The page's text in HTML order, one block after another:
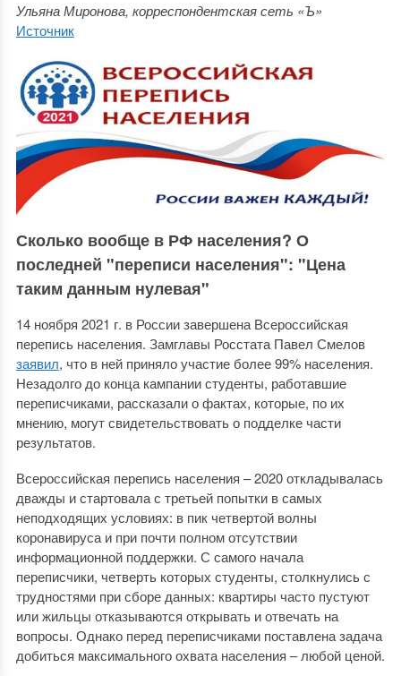
Ульяна Миронова, корреспондентская сеть «Ъ»
Источник
Сколько вообще в РФ населения? О
последней "переписи населения": "Цена
таким данным нулевая"
14 ноября 2021 г. в России завершена Всероссийская
перепись населения. Замглавы Росстата Павел Смелов
заявил, что в ней приняло участие более 99% населения.
Незадолго до конца кампании студенты, работавшие
переписчиками, рассказали о фактах, которые, по их
мнению, могут свидетельствовать о подделке части
результатов.
Всероссийская перепись населения – 2020 откладывалась
дважды и стартовала с третьей попытки в самых
неподходящих условиях: в пик четвертой волны
коронавируса и при почти полном отсутствии
информационной поддержки. С самого начала
переписчики, четверть которых студенты, столкнулись с
трудностями при сборе данных: квартиры часто пустуют
или жильцы отказываются открывать и отвечать на
вопросы. Однако перед переписчиками поставлена задача
добиться максимального охвата населения – любой ценой.